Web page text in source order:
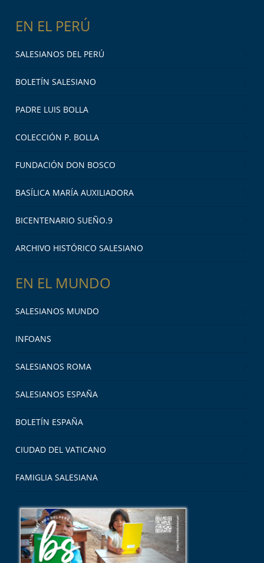
EN EL PERÚ
SALESIANOS DEL PERÚ
BOLETÍN SALESIANO
PADRE LUIS BOLLA
COLECCIÓN P. BOLLA
FUNDACIÓN DON BOSCO
BASÍLICA MARÍA AUXILIADORA
BICENTENARIO SUEÑO.9
ARCHIVO HISTÓRICO SALESIANO
EN EL MUNDO
SALESIANOS MUNDO
INFOANS
SALESIANOS ROMA
SALESIANOS ESPAÑA
BOLETÍN ESPAÑA
CIUDAD DEL VATICANO
FAMIGLIA SALESIANA